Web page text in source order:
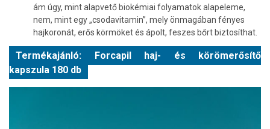
ám úgy, mint alapvető biokémiai folyamatok alapeleme,
nem, mint egy „csodavitamin”, mely önmagában fényes
hajkoronát, erős körmöket és ápolt, feszes bőrt biztosíthat.
Termékajánló: Forcapil haj- és körömerősítő
kapszula 180 db